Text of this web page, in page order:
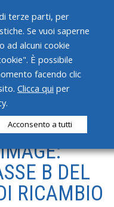
B DEL
RICAMBIO
terze parti, per
Se vuoi saperne
ad alcuni cookie
È possibile
facendo clic
Clicca qui per
Acconsento a tutti